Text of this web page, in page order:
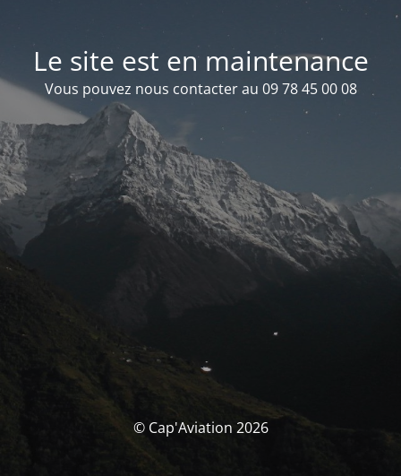
Le site est en maintenance
Vous pouvez nous contacter au 09 78 45 00 08
© Cap'Aviation 2026